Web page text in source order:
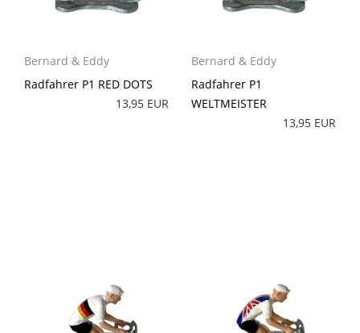
Bernard & Eddy
Radfahrer P1 RED DOTS
13,95 EUR
Bernard & Eddy
Radfahrer P1
WELTMEISTER
13,95 EUR